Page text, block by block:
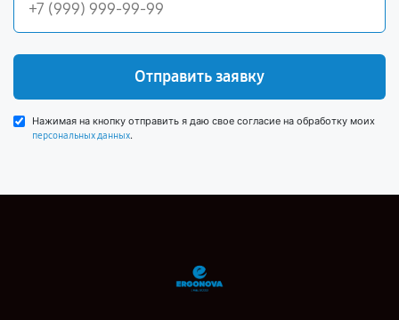
Отправить заявку
Нажимая на кнопку отправить я даю свое согласие на обработку моих
персональных данных.